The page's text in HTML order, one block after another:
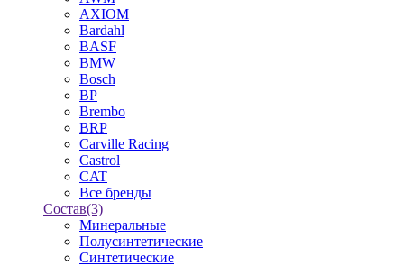
AXIOM
Bardahl
BASF
BMW
Bosch
BP
Brembo
BRP
Carville Racing
Castrol
CAT
Все бренды
Состав(3)
Минеральные
Полусинтетические
Синтетические